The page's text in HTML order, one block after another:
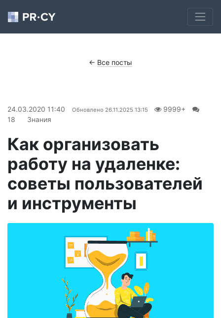
← Все посты
24.03.2020 11:40 Обновлено 26.11.2025 13:15
9999+
18
Знания
Как организовать
работу на удаленке:
советы пользователей
и инструменты